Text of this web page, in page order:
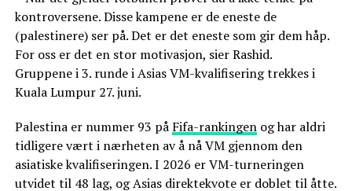
kontroversene. Disse kampene er de eneste de
(palestinere) ser på. Det er det eneste som gir dem håp.
For oss er det en stor motivasjon, sier Rashid.
Gruppene i 3. runde i Asias VM-kvalifisering trekkes i
Kuala Lumpur 27. juni.
Palestina er nummer 93 på Fifa-rankingenog har aldri
tidligere vært i nærheten av å nå VM gjennom den
asiatiske kvalifiseringen. I 2026 er VM-turneringen
utvidet til 48 lag, og Asias direktekvote er doblet til åtte.